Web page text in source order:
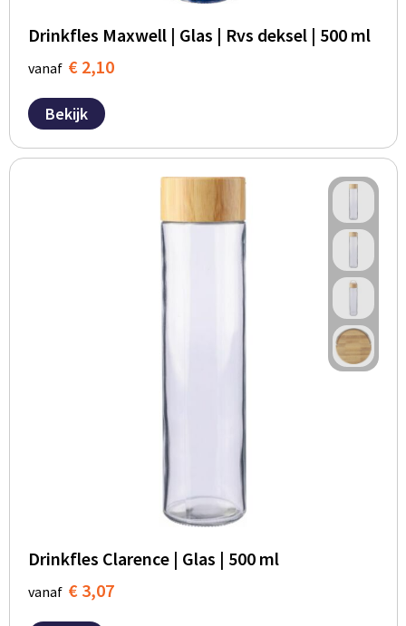
Drinkfles Maxwell | Glas | Rvs deksel | 500 ml
vanaf € 2,10
Bekijk
Drinkfles Clarence | Glas | 500 ml
vanaf € 3,07